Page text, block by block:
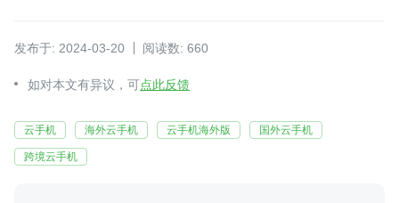
发布于: 2024-03-20 阅读数: 660
如对本文有异议，可点此反馈
云手机 海外云手机 云手机海外版 国外云手机
跨境云手机